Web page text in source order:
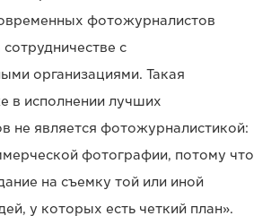
фотожурналистов
с
организациями. Такая
в исполнении лучших
не является фотожурналистикой:
фотографии, потому что
на съемку той или иной
у которых есть четкий план».